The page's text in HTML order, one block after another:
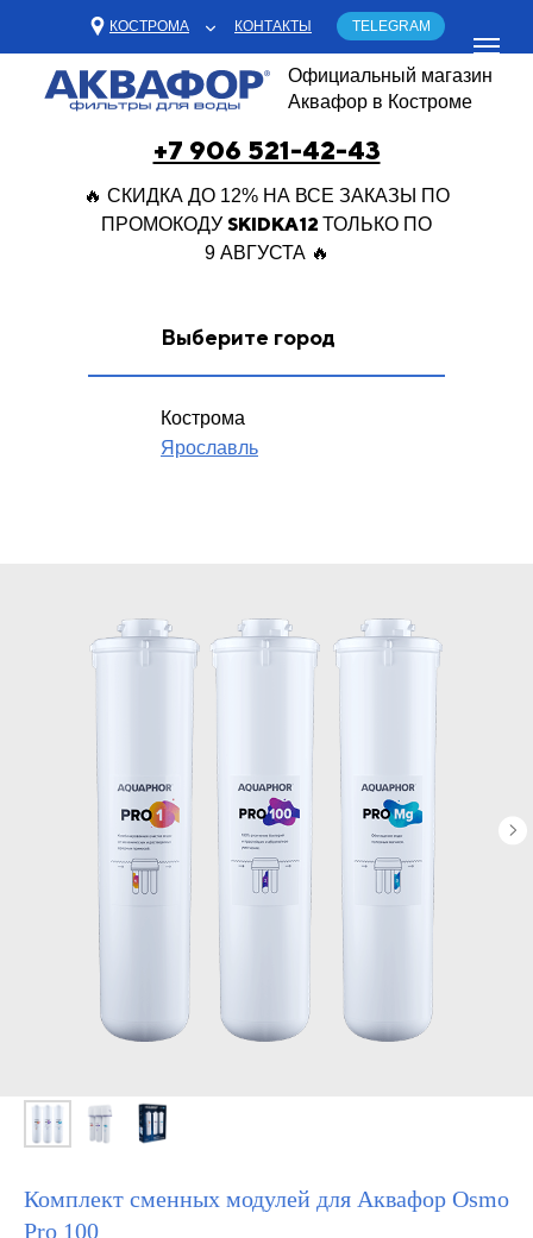
+7 906 521-42-43
КОСТРОМА
Официальный магазин
Аквафор в Костроме
🔥 СКИДКА ДО 12% НА ВСЕ ЗАКАЗЫ ПО
ПРОМОКОДУ SKIDKA12 ТОЛЬКО ПО
9 АВГУСТА 🔥
КОНТАКТЫ TELEGRAM
Кострома
Ярославль
Выберите город
Комплект сменных модулей для Аквафор Osmo
Pro 100